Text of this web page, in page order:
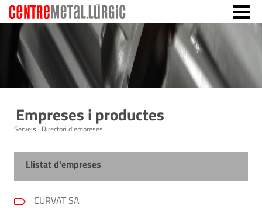
Empreses i productes
Serveis · Directori d'empreses
Llistat d'empreses
CURVAT SA